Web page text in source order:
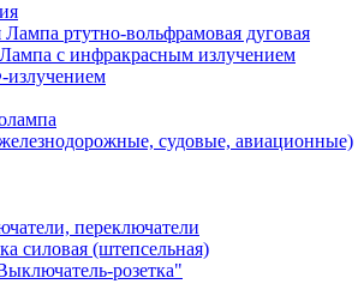
Лампа ртутно-вольфрамовая дуговая
Лампа с инфракрасным излучением
судовые, авиационные)
переключатели
силовая (штепсельная)
розетка"